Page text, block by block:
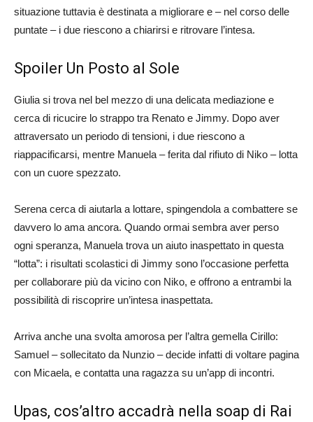
situazione tuttavia è destinata a migliorare e – nel corso delle
puntate – i due riescono a chiarirsi e ritrovare l’intesa.
Spoiler Un Posto al Sole
Giulia si trova nel bel mezzo di una delicata mediazione e
cerca di ricucire lo strappo tra Renato e Jimmy. Dopo aver
attraversato un periodo di tensioni, i due riescono a
riappacificarsi, mentre Manuela – ferita dal rifiuto di Niko – lotta
con un cuore spezzato.
Serena cerca di aiutarla a lottare, spingendola a combattere se
davvero lo ama ancora. Quando ormai sembra aver perso
ogni speranza, Manuela trova un aiuto inaspettato in questa
“lotta”: i risultati scolastici di Jimmy sono l’occasione perfetta
per collaborare più da vicino con Niko, e offrono a entrambi la
possibilità di riscoprire un’intesa inaspettata.
Arriva anche una svolta amorosa per l’altra gemella Cirillo:
Samuel – sollecitato da Nunzio – decide infatti di voltare pagina
con Micaela, e contatta una ragazza su un’app di incontri.
Upas, cos’altro accadrà nella soap di Rai